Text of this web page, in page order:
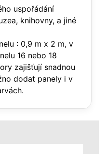
uspořádání
knihovny, a jiné
: 0,9 m x 2 m, v
16 nebo 18
zajišťují snadnou
dodat panely i v